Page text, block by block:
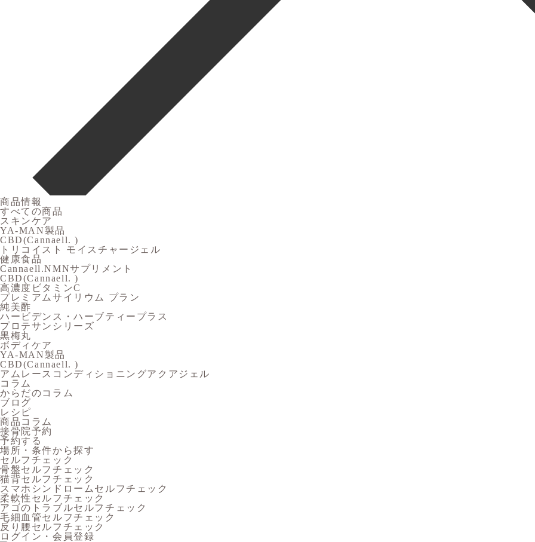
商品情報
すべての商品
スキンケア
YA-MAN製品
CBD(Cannaell. )
トリコイスト モイスチャージェル
健康食品
Cannaell.NMNサプリメント
CBD(Cannaell. )
高濃度ビタミンC
プレミアムサイリウム プラン
純美酢
ハービデンス・ハーブティープラス
プロテサンシリーズ
黒梅丸
ボディケア
YA-MAN製品
CBD(Cannaell. )
アムレースコンディショニングアクアジェル
コラム
からだのコラム
ブログ
レシピ
商品コラム
接骨院予約
予約する
場所・条件から探す
セルフチェック
骨盤セルフチェック
猫背セルフチェック
スマホシンドロームセルフチェック
柔軟性セルフチェック
アゴのトラブルセルフチェック
毛細血管セルフチェック
反り腰セルフチェック
ログイン・会員登録